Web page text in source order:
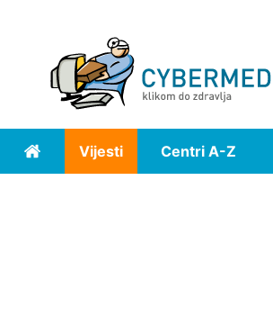
Home Vijesti Centri A-Z